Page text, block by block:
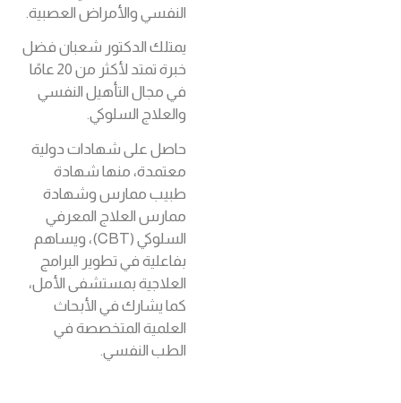
النفسي والأمراض العصبية.
يمتلك الدكتور شعبان فضل
خبرة تمتد لأكثر من 20 عامًا
في مجال التأهيل النفسي
والعلاج السلوكي.
حاصل على شهادات دولية
معتمدة، منها شهادة
طبيب ممارس وشهادة
ممارس العلاج المعرفي
السلوكي (CBT)، ويساهم
بفاعلية في تطوير البرامج
العلاجية بمستشفى الأمل،
كما يشارك في الأبحاث
العلمية المتخصصة في
الطب النفسي.